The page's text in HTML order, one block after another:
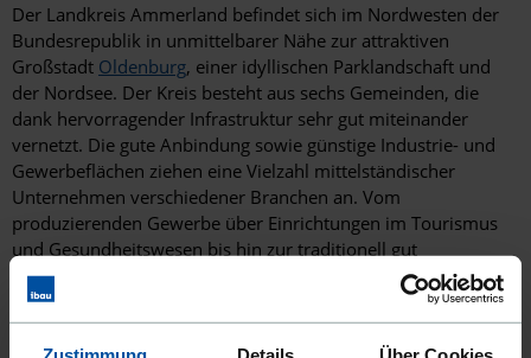
Der Landkreis Ammerland befindet sich im Nordwesten der
Bundesrepublik in unmittelbarer Nähe zur attraktiven
Großstadt Oldenburg, einer idyllischen Parklandschaft und
der Nordsee. Der Kreis besteht aus sechs Gemeinden, die
dank hervorragender Infrastruktur sehr gut miteinander
vernetzt. Die gute Anbindung sowie günstige Industrie- und
Gewerbeflächen ziehen eine Vielzahl mittelständischer
Unternehmen verschiedener Branchen an. Vom
produzierenden Gewerbe über Einrichtungen im Tourismus
und Gesundheitswesen bis hin zur traditionell gut
verankerten Bau-, Ernährungs-, Land- und
Gartenbauwirtschaft sind im Landkreis alle möglichen
Betriebe vorzufinden.